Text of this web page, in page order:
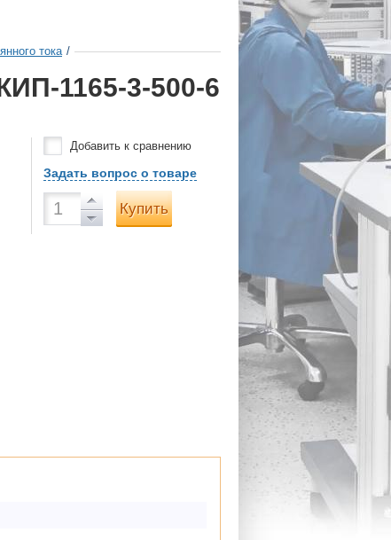
тока /
1165-3-500-6
Добавить к сравнению
Задать вопрос о товаре
Купить